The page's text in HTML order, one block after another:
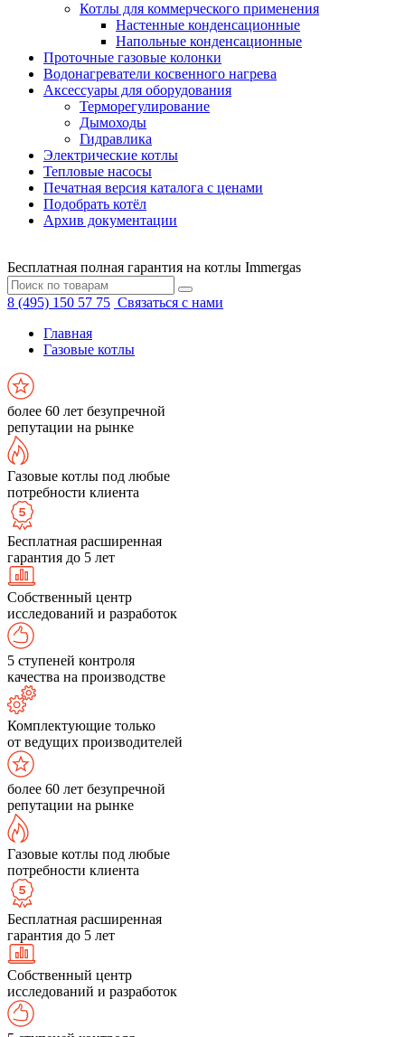
Котлы для коммерческого применения
Настенные конденсационные
Напольные конденсационные
Проточные газовые колонки
Водонагреватели косвенного нагрева
Аксессуары для оборудования
Терморегулирование
Дымоходы
Гидравлика
Электрические котлы
Тепловые насосы
Печатная версия каталога с ценами
Подобрать котёл
Архив документации
Бесплатная полная гарантия на котлы Immergas
8 (495) 150 57 75 Связаться с нами
Главная
Газовые котлы
более 60 лет безупречной
репутации на рынке
Газовые котлы под любые
потребности клиента
Бесплатная расширенная
гарантия до 5 лет
Собственный центр
исследований и разработок
5 ступеней контроля
качества на производстве
Комплектующие только
от ведущих производителей
более 60 лет безупречной
репутации на рынке
Газовые котлы под любые
потребности клиента
Бесплатная расширенная
гарантия до 5 лет
Собственный центр
исследований и разработок